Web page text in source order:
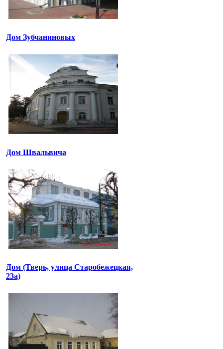
Дом Зубчаниновых
Дом Швальвича
Дом (Тверь, улица Старобежецкая,
23а)